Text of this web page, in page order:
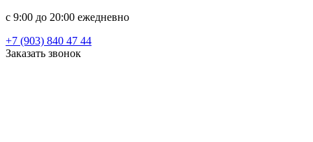
c 9:00 до 20:00 ежедневно
+7 (903) 840 47 44
Заказать звонок